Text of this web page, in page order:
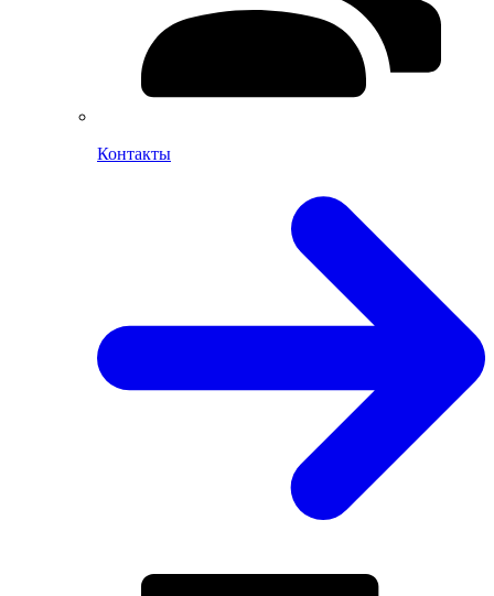
Контакты